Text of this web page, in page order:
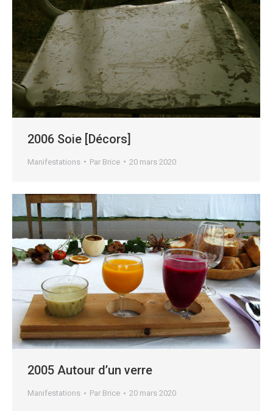
2006 Soie [Décors]
Manifestations Par Brice 20 mars 2020
2005 Autour d’un verre
Manifestations Par Brice 20 mars 2020